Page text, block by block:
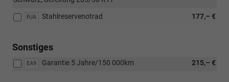
PJA 177,– €
Stahlreservenotrad
Sonstiges
EA9 215,– €
Garantie 5 Jahre/150 000km